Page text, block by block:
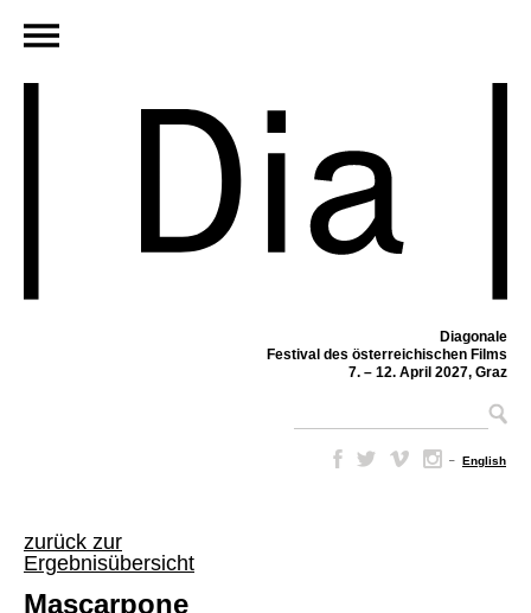
Diagonale
Festival des österreichischen Films
7. – 12. April 2027, Graz
– English
zurück zur
Ergebnisübersicht
Mascarpone